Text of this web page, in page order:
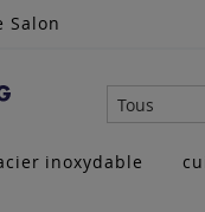
Salon
Tous
inoxydable